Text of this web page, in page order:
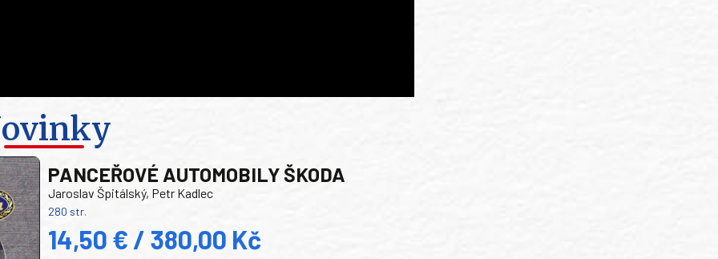
PANCEŘOVÉ AUTOMOBILY ŠKODA
Jaroslav Špitálský, Petr Kadlec
280 str.
14,50 € / 380,00 Kč